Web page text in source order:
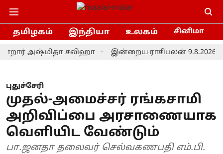
தமிழகம் இந்தியா உலகம் சினிமா
அஷ்மிதா சலிஹா இன்றைய ராசிபலன் 9.8.2026:
புதுச்சேரி
முதல்-அமைச்சர் ரங்கசாமி
அறிவிப்பை அரசாணையாக
வெளியிட வேண்டும்
பா.ஜனதா தலைவர் செல்வகணபதி எம்.பி.